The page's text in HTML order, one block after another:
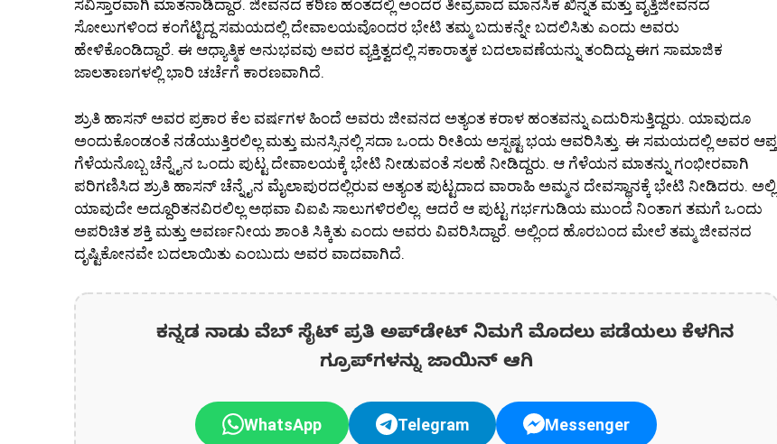
ಸವಿಸ್ತಾರವಾಗಿ ಮಾತನಾಡಿದ್ದಾರೆ. ಜೀವನದ ಕಠಿಣ ಹಂತದಲ್ಲಿ ಅಂದರೆ ತೀವ್ರವಾದ ಮಾನಸಿಕ ಖಿನ್ನತೆ ಮತ್ತು ವೃತ್ತಿಜೀವನದ
ಸೋಲುಗಳಿಂದ ಕಂಗೆಟ್ಟಿದ್ದ ಸಮಯದಲ್ಲಿ ದೇವಾಲಯವೊಂದರ ಭೇಟಿ ತಮ್ಮ ಬದುಕನ್ನೇ ಬದಲಿಸಿತು ಎಂದು ಅವರು
ಹೇಳಿಕೊಂಡಿದ್ದಾರೆ. ಈ ಆಧ್ಯಾತ್ಮಿಕ ಅನುಭವವು ಅವರ ವ್ಯಕ್ತಿತ್ವದಲ್ಲಿ ಸಕಾರಾತ್ಮಕ ಬದಲಾವಣೆಯನ್ನು ತಂದಿದ್ದು ಈಗ ಸಾಮಾಜಿಕ
ಜಾಲತಾಣಗಳಲ್ಲಿ ಭಾರಿ ಚರ್ಚೆಗೆ ಕಾರಣವಾಗಿದೆ.
ಶ್ರುತಿ ಹಾಸನ್ ಅವರ ಪ್ರಕಾರ ಕೆಲ ವರ್ಷಗಳ ಹಿಂದೆ ಅವರು ಜೀವನದ ಅತ್ಯಂತ ಕರಾಳ ಹಂತವನ್ನು ಎದುರಿಸುತ್ತಿದ್ದರು. ಯಾವುದೂ
ಅಂದುಕೊಂಡಂತೆ ನಡೆಯುತ್ತಿರಲಿಲ್ಲ ಮತ್ತು ಮನಸ್ಸಿನಲ್ಲಿ ಸದಾ ಒಂದು ರೀತಿಯ ಅಸ್ಪಷ್ಟ ಭಯ ಆವರಿಸಿತ್ತು. ಈ ಸಮಯದಲ್ಲಿ ಅವರ ಆಪ್ತ
ಗೆಳೆಯನೊಬ್ಬ ಚೆನ್ನೈನ ಒಂದು ಪುಟ್ಟ ದೇವಾಲಯಕ್ಕೆ ಭೇಟಿ ನೀಡುವಂತೆ ಸಲಹೆ ನೀಡಿದ್ದರು. ಆ ಗೆಳೆಯನ ಮಾತನ್ನು ಗಂಭೀರವಾಗಿ
ಪರಿಗಣಿಸಿದ ಶ್ರುತಿ ಹಾಸನ್ ಚೆನ್ನೈನ ಮೈಲಾಪುರದಲ್ಲಿರುವ ಅತ್ಯಂತ ಪುಟ್ಟದಾದ ವಾರಾಹಿ ಅಮ್ಮನ ದೇವಸ್ಥಾನಕ್ಕೆ ಭೇಟಿ ನೀಡಿದರು. ಅಲ್ಲಿ
ಯಾವುದೇ ಅದ್ದೂರಿತನವಿರಲಿಲ್ಲ ಅಥವಾ ವಿಐಪಿ ಸಾಲುಗಳಿರಲಿಲ್ಲ. ಆದರೆ ಆ ಪುಟ್ಟ ಗರ್ಭಗುಡಿಯ ಮುಂದೆ ನಿಂತಾಗ ತಮಗೆ ಒಂದು
ಅಪರಿಚಿತ ಶಕ್ತಿ ಮತ್ತು ಅವರ್ಣನೀಯ ಶಾಂತಿ ಸಿಕ್ಕಿತು ಎಂದು ಅವರು ವಿವರಿಸಿದ್ದಾರೆ. ಅಲ್ಲಿಂದ ಹೊರಬಂದ ಮೇಲೆ ತಮ್ಮ ಜೀವನದ
ದೃಷ್ಟಿಕೋನವೇ ಬದಲಾಯಿತು ಎಂಬುದು ಅವರ ವಾದವಾಗಿದೆ.
ಕನ್ನಡ ನಾಡು ವೆಬ್ ಸೈಟ್ ಪ್ರತಿ ಅಪ್‌ಡೇಟ್‌ ನಿಮಗೆ ಮೊದಲು ಪಡೆಯಲು ಕೆಳಗಿನ
ಗ್ರೂಪ್‌ಗಳನ್ನು ಜಾಯಿನ್ ಆಗಿ
WhatsApp Telegram Messenger